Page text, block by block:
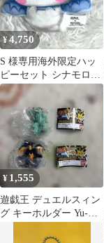
¥4,750
S 様専用海外限定ハッ
ピーセット シナモロー
ル ブルーアイズホワイ
トドラゴン
¥ 1,555
遊戯王 デュエルスィン
グ キーホルダー Yu-Gi-